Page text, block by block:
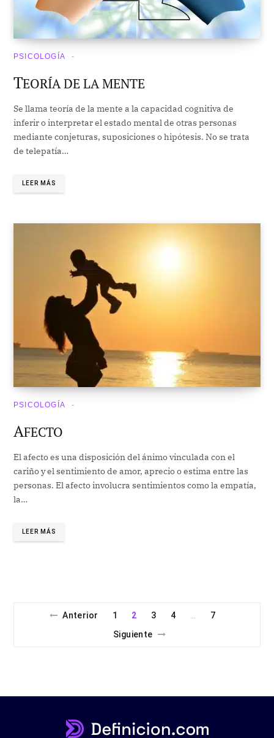
PSICOLOGÍA
TEORÍA DE LA MENTE
Se llama teoría de la mente a la capacidad cognitiva de
inferir o interpretar el estado mental de otras personas
mediante conjeturas, suposiciones o hipótesis. No se trata
de telepatía…
LEER MÁS
PSICOLOGÍA
AFECTO
El afecto es una disposición del ánimo vinculada con el
cariño y el sentimiento de amor, aprecio o estima entre las
personas. El afecto involucra sentimientos como la empatía,
la…
LEER MÁS
Anterior 1 2 3 4 …
7
Siguiente